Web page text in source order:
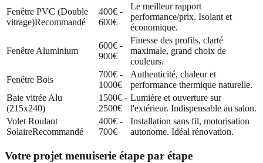
Fenêtre PVC (Double
vitrage)Recommandé
400€ -
600€
Le meilleur rapport
performance/prix. Isolant et
économique.
Fenêtre Aluminium
600€ -
900€
Finesse des profils, clarté
maximale, grand choix de
couleurs.
Fenêtre Bois
700€ -
1000€
Authenticité, chaleur et
performance thermique naturelle.
Baie vitrée Alu
(215x240)
1500€ -
2500€
Lumière et ouverture sur
l'extérieur. Indispensable au salon.
Volet Roulant
SolaireRecommandé
400€ -
700€
Installation sans fil, motorisation
autonome. Idéal rénovation.
Votre projet menuiserie étape par étape